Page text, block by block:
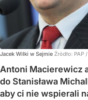
Jacek Wilki w Sejmie Źródło: PAP
Antoni Macierewicz
do Stanisława
aby ci nie wspierali